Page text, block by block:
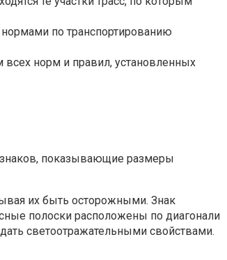
по транспортированию
всех норм и правил, установленных
знаков, показывающие размеры
их быть осторожными. Знак
полоски расположены по диагонали
светоотражательными свойствами.